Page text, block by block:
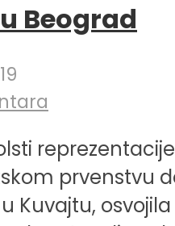
Beograd
prvenstvu
Kuvajtu,